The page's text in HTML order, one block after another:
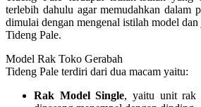
terlebih dahulu agar memudahkan dalam
dimulai dengan mengenal istilah model
Tideng Pale.
Model Rak Toko Gerabah
Tideng Pale terdiri dari dua macam yaitu:
Rak Model Single, yaitu unit rak